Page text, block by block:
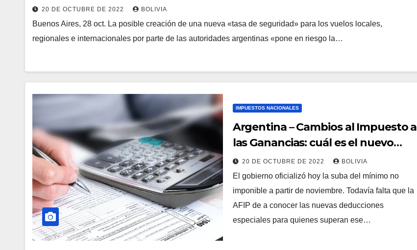
20 DE OCTUBRE DE 2022 BOLIVIA
Buenos Aires, 28 oct. La posible creación de una nueva «tasa de seguridad» para los vuelos locales,
regionales e internacionales por parte de las autoridades argentinas «pone en riesgo la…
IMPUESTOS NACIONALES
Argentina – Cambios al Impuesto a
las Ganancias: cuál es el nuevo
piso, cómo se calcula y qué pasa
con el aguinaldo
20 DE OCTUBRE DE 2022 BOLIVIA
El gobierno oficializó hoy la suba del mínimo no
imponible a partir de noviembre. Todavía falta que la
AFIP de a conocer las nuevas deducciones
especiales para quienes superan ese…